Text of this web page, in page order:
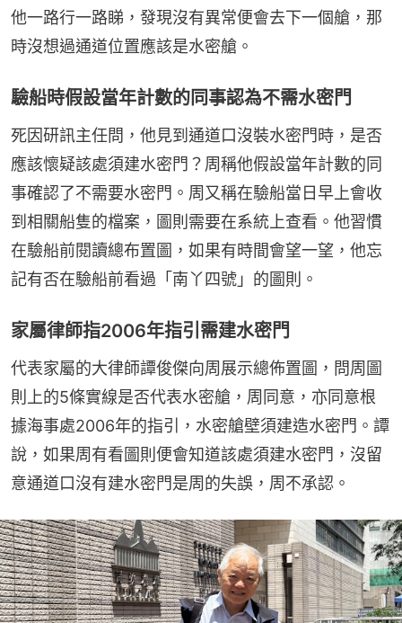
他一路行一路睇，發現沒有異常便會去下一個艙，那
時沒想過通道位置應該是水密艙。
驗船時假設當年計數的同事認為不需水密門
死因研訊主任問，他見到通道口沒裝水密門時，是否
應該懷疑該處須建水密門？周稱他假設當年計數的同
事確認了不需要水密門。周又稱在驗船當日早上會收
到相關船隻的檔案，圖則需要在系統上查看。他習慣
在驗船前閱讀總布置圖，如果有時間會望一望，他忘
記有否在驗船前看過「南丫四號」的圖則。
家屬律師指2006年指引需建水密門
代表家屬的大律師譚俊傑向周展示總佈置圖，問周圖
則上的5條實線是否代表水密艙，周同意，亦同意根
據海事處2006年的指引，水密艙壁須建造水密門。譚
說，如果周有看圖則便會知道該處須建水密門，沒留
意通道口沒有建水密門是周的失誤，周不承認。